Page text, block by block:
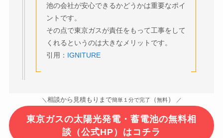
池の会社が安心できるかどうかは重要なポイ
ントです。
その点で東京ガスが責任をもって工事をして
くれるというのは大きなメリットです。
引用： IGNITURE
＼ 相談から見積もりまで簡単１分で完了 （無料） ／
東京ガスの太陽光発電・蓄電池の無料相
談（公式HP）はコチラ